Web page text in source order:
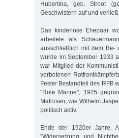
Hubertina, geb. Stroot
Geschwistern auf und
Das kinderlose Ehepaar
arbeitete als
ausschließlich mit dem Be-
wurde im September 1933
war Mitglied der
verbotenen
Fester Bestandteil des RFB
"Rote Marine", 1925
Matrosen, wie Wilhelm
politisch aktiv.
Ende der 1920er Jahre,